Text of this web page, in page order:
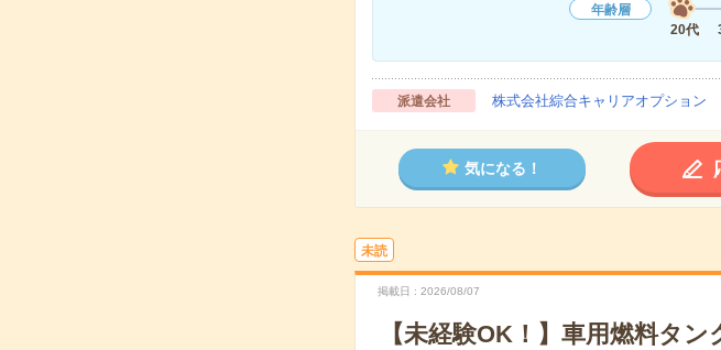
年齢層
20代
派遣会社 株式会社綜合キャリアオプション
気になる！
未読
掲載日 2026/08/07
【未経験OK！】車用燃料タ